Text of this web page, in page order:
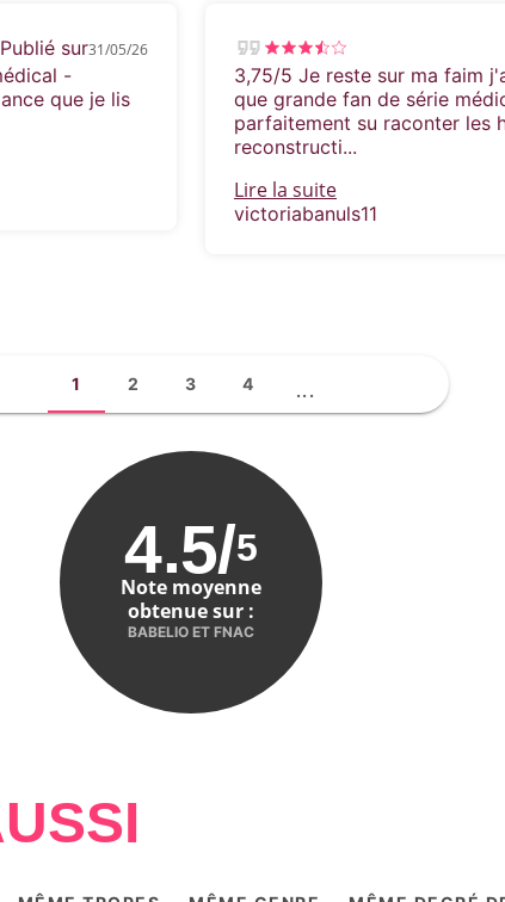
Publié sur31/05/26
-
que je lis
3,75/5 Je reste sur ma faim
que grande fan de série
parfaitement su raconter les
reconstructi...
Lire la suite
victoriabanuls11
1 2 3 4 ...
4.5/5
Note moyenne
obtenue sur :
BABELIO ET FNAC